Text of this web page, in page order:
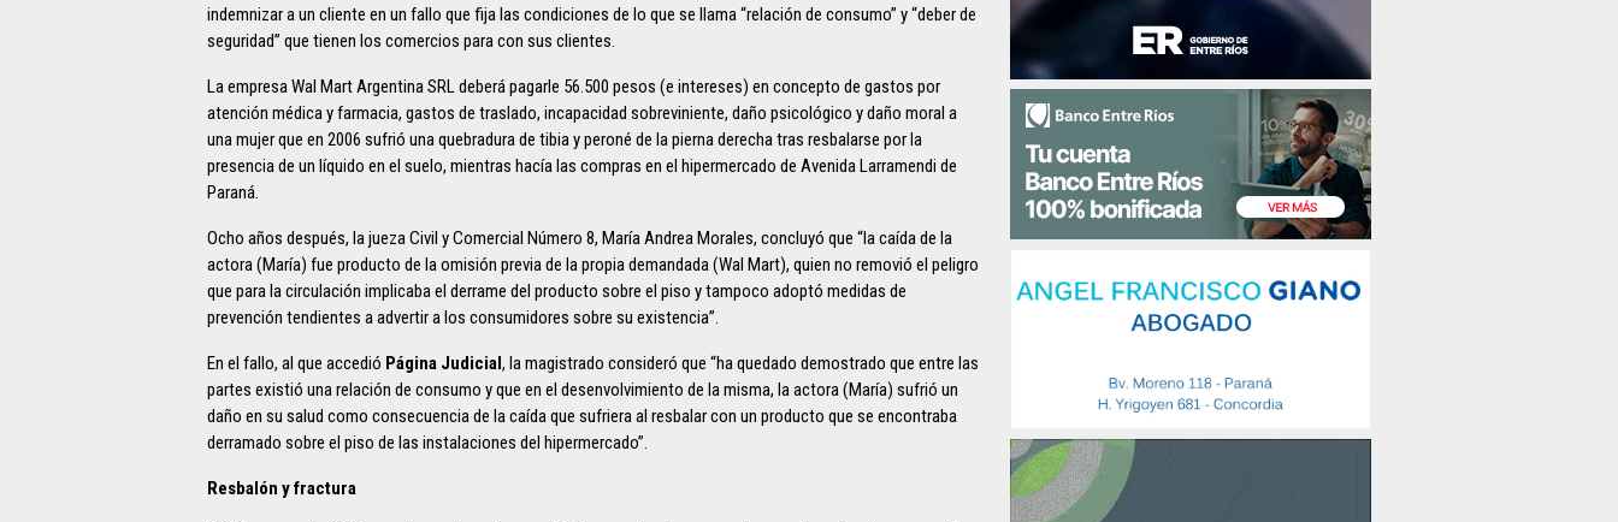
indemnizar a un cliente en un fallo que fija las condiciones de lo que se llama “relación de consumo” y “deber de
seguridad” que tienen los comercios para con sus clientes.
La empresa Wal Mart Argentina SRL deberá pagarle 56.500 pesos (e intereses) en concepto de gastos por
atención médica y farmacia, gastos de traslado, incapacidad sobreviniente, daño psicológico y daño moral a
una mujer que en 2006 sufrió una quebradura de tibia y peroné de la pierna derecha tras resbalarse por la
presencia de un líquido en el suelo, mientras hacía las compras en el hipermercado de Avenida Larramendi de
Paraná.
Ocho años después, la jueza Civil y Comercial Número 8, María Andrea Morales, concluyó que “la caída de la
actora (María) fue producto de la omisión previa de la propia demandada (Wal Mart), quien no removió el peligro
que para la circulación implicaba el derrame del producto sobre el piso y tampoco adoptó medidas de
prevención tendientes a advertir a los consumidores sobre su existencia”.
En el fallo, al que accedió Página Judicial, la magistrado consideró que “ha quedado demostrado que entre las
partes existió una relación de consumo y que en el desenvolvimiento de la misma, la actora (María) sufrió un
daño en su salud como consecuencia de la caída que sufriera al resbalar con un producto que se encontraba
derramado sobre el piso de las instalaciones del hipermercado”.
Resbalón y fractura